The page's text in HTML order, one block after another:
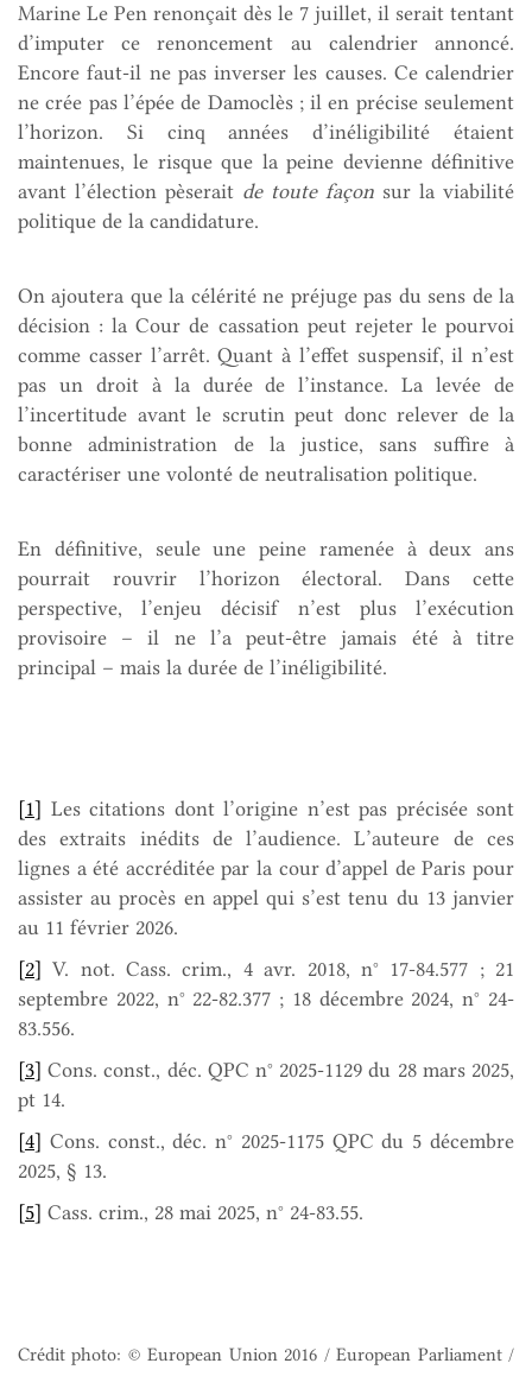
Marine Le Pen renonçait dès le 7 juillet, il serait tentant
d’imputer ce renoncement au calendrier annoncé.
Encore faut-il ne pas inverser les causes. Ce calendrier
ne crée pas l’épée de Damoclès ; il en précise seulement
l’horizon. Si cinq années d’inéligibilité étaient
maintenues, le risque que la peine devienne définitive
avant l’élection pèserait de toute façon sur la viabilité
politique de la candidature.
On ajoutera que la célérité ne préjuge pas du sens de la
décision : la Cour de cassation peut rejeter le pourvoi
comme casser l’arrêt. Quant à l’effet suspensif, il n’est
pas un droit à la durée de l’instance. La levée de
l’incertitude avant le scrutin peut donc relever de la
bonne administration de la justice, sans suffire à
caractériser une volonté de neutralisation politique.
En définitive, seule une peine ramenée à deux ans
pourrait rouvrir l’horizon électoral. Dans cette
perspective, l’enjeu décisif n’est plus l’exécution
provisoire – il ne l’a peut-être jamais été à titre
principal – mais la durée de l’inéligibilité.
[1] Les citations dont l’origine n’est pas précisée sont
des extraits inédits de l’audience. L’auteure de ces
lignes a été accréditée par la cour d’appel de Paris pour
assister au procès en appel qui s’est tenu du 13 janvier
au 11 février 2026.
[2] V. not. Cass. crim., 4 avr. 2018, n° 17-84.577 ; 21
septembre 2022, n° 22-82.377 ; 18 décembre 2024, n° 24-
83.556.
[3] Cons. const., déc. QPC n° 2025-1129 du 28 mars 2025,
pt 14.
[4] Cons. const., déc. n° 2025-1175 QPC du 5 décembre
2025, § 13.
[5] Cass. crim., 28 mai 2025, n° 24-83.55.
Crédit photo: © European Union 2016 / European Parliament /